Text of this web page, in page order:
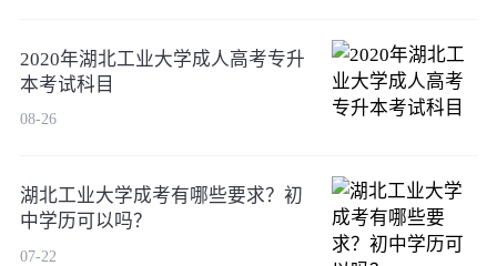
2020年湖北工业大学成人高考专升
本考试科目
08-26
湖北工业大学成考有哪些要求？初
中学历可以吗？
07-22